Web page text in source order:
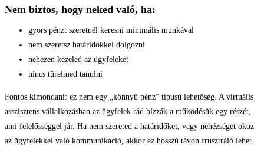
Nem biztos, hogy neked való, ha:
gyors pénzt szeretnél keresni minimális munkával
nem szeretsz határidőkkel dolgozni
nehezen kezeled az ügyfeleket
nincs türelmed tanulni
Fontos kimondani: ez nem egy „könnyű pénz” típusú lehetőség. A virtuális
asszisztens vállalkozásban az ügyfelek rád bízzák a működésük egy részét,
ami felelősséggel jár. Ha nem szereted a határidőket, vagy nehézséget okoz
az ügyfelekkel való kommunikáció, akkor ez hosszú távon frusztráló lehet.